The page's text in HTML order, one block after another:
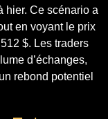
hier. Ce scénario a
en voyant le prix
$. Les traders
d’échanges,
rebond potentiel